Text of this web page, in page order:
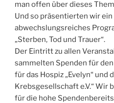
man offen über dieses
Und so präsentierten wir
abwechslungsreiches
„Sterben, Tod und Trauer“.
Der Eintritt zu allen
sammelten Spenden für den
für das Hospiz „Evelyn“ und
Krebsgesellschaft e.V.“ Wir
für die hohe